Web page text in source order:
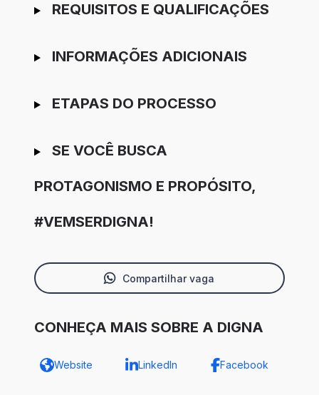
REQUISITOS E QUALIFICAÇÕES
INFORMAÇÕES ADICIONAIS
ETAPAS DO PROCESSO
SE VOCÊ BUSCA
PROTAGONISMO E PROPÓSITO,
#VEMSERDIGNA!
Compartilhar vaga
CONHEÇA MAIS SOBRE A DIGNA
Website LinkedIn Facebook